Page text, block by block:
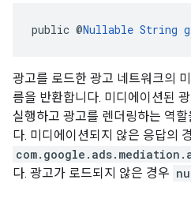
public @Nullable String
광고를 로드한 광고 네트워크의
름을 반환합니다. 미디에이션된
실행하고 광고를 렌더링하는 역
다. 미디에이션되지 않은 응답의
다. 광고가 로드되지 않은 경우